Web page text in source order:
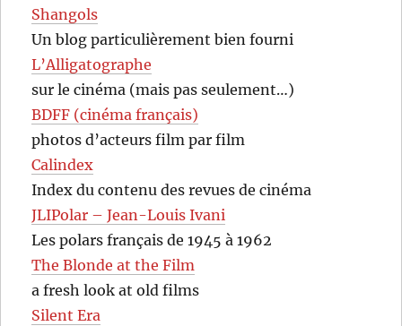
Shangols
Un blog particulièrement bien fourni
L’Alligatographe
sur le cinéma (mais pas seulement…)
BDFF (cinéma français)
photos d’acteurs film par film
Calindex
Index du contenu des revues de cinéma
JLIPolar – Jean-Louis Ivani
Les polars français de 1945 à 1962
The Blonde at the Film
a fresh look at old films
Silent Era